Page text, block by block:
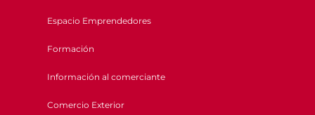
Espacio Emprendedores
Formación
Información al comerciante
Comercio Exterior